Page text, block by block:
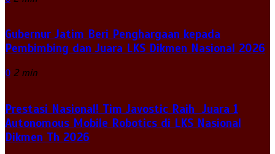
Gubernur Jatim Beri Penghargaan kepada
Pembimbing dan Juara LKS Dikmen Nasional 2026
0 2 min
Prestasi Nasional! Tim Javostic Raih Juara 1
Autonomous Mobile Robotics di LKS Nasional
Dikmen Th 2026